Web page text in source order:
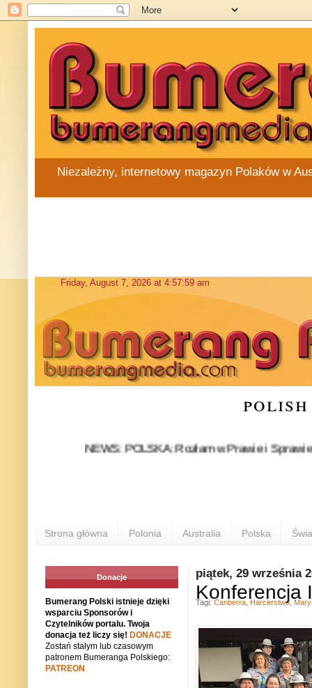
Niezależny, internetowy magazyn Polaków w
NEWS: POLSKA: Rozłam w Prawie i
Strona główna Polonia Australia Polska
piątek, 29 września
Konferencja
Tagi: Canberra Harcerstwo
Donacje
Bumerang Polski istnieje dzięki
wsparciu Sponsorów i
Czytelników portalu. Twoja
donacja też liczy się! DONACJE
Zostań stałym lub czasowym
patronem Bumeranga Polskiego:
PATREON